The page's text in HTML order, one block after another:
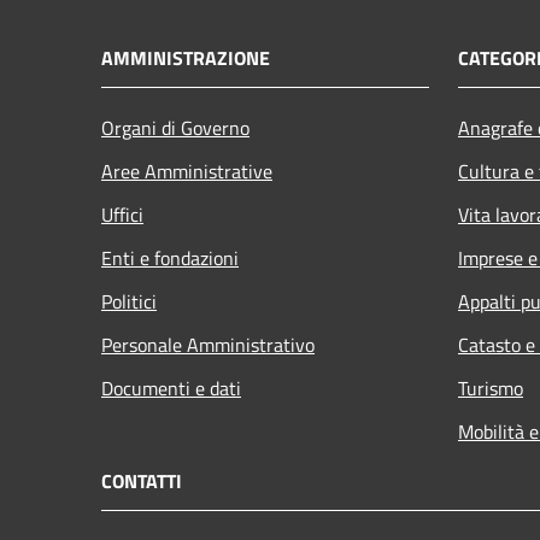
AMMINISTRAZIONE
Organi di Governo
Aree Amministrative
Uffici
Enti e fondazioni
Politici
Personale Amministrativo
Documenti e dati
Cultura
Vita
Imprese
Appalti
Catasto
Turismo
Mobilità
CONTATTI